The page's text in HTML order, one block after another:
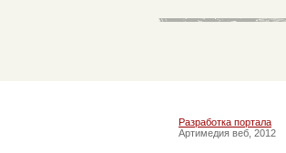
Разработка портала
Артимедия веб, 2012